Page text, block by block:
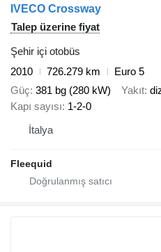
IVECO Crossway
Talep üzerine fiyat
Şehir içi otobüs
2010
726.279 km
Euro 5
Güç 381 bg (280 kW) Yakıt
Kapı sayısı 1-2-0
İtalya
Fleequid